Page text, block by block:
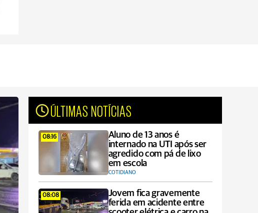
ÚLTIMAS NOTÍCIAS
08:16
Aluno de 13 anos é
internado na UTI após ser
agredido com pá de lixo
em escola
COTIDIANO
08:08
Jovem fica gravemente
ferida em acidente entre